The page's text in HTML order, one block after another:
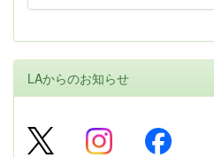
LAからのお知らせ